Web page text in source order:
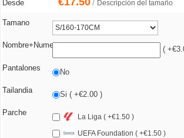
Desde / Descripción del tamaño
Tamano
Nombre+Numero (
Pantalones No
Tailandia Si ( +€2.00 )
Parche
La Liga ( +€1.50 )
UEFA Foundation ( +€1.50 )